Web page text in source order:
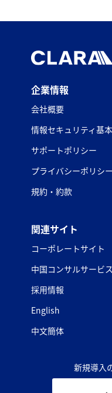
企業情報
会社概要
情報セキュリティ基
サポートポリシー
プライバシーポリシー
規約・約款
関連サイト
コーポレートサイト
中国コンサルサービ
採用情報
English
中文簡体
新規導入